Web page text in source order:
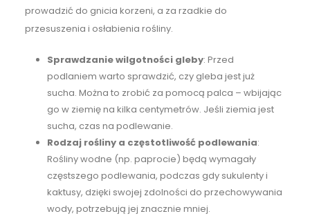
prowadzić do gnicia korzeni, a za rzadkie do
przesuszenia i osłabienia rośliny.
Sprawdzanie wilgotności gleby: Przed
podlaniem warto sprawdzić, czy gleba jest już
sucha. Można to zrobić za pomocą palca – wbijając
go w ziemię na kilka centymetrów. Jeśli ziemia jest
sucha, czas na podlewanie.
Rodzaj rośliny a częstotliwość podlewania:
Rośliny wodne (np. paprocie) będą wymagały
częstszego podlewania, podczas gdy sukulenty i
kaktusy, dzięki swojej zdolności do przechowywania
wody, potrzebują jej znacznie mniej.